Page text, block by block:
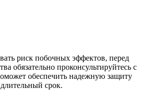
риск побочных эффектов, перед
обязательно проконсультируйтесь с
обеспечить надежную защиту
срок.